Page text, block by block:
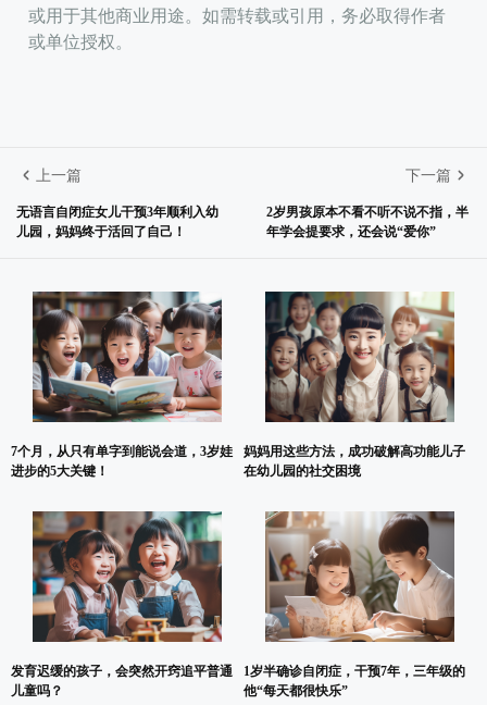
或用于其他商业用途。如需转载或引用，务必取得作者
或单位授权。
上一篇
无语言自闭症女儿干预3年顺利入幼
儿园，妈妈终于活回了自己！
下一篇
2岁男孩原本不看不听不说不指，半
年学会提要求，还会说“爱你”
7个月，从只有单字到能说会道，3岁娃
进步的5大关键！
妈妈用这些方法，成功破解高功能儿子
在幼儿园的社交困境
发育迟缓的孩子，会突然开窍追平普通
儿童吗？
1岁半确诊自闭症，干预7年，三年级的
他“每天都很快乐”